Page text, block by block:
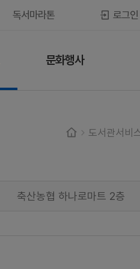
독서마라톤 로그인
문화행사
도서관서비
축산농협 하나로마트 2층